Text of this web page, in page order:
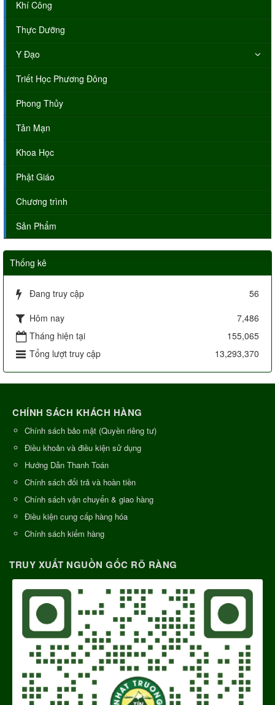
Khí Công
Thực Dưỡng
Y Đạo
Triết Học Phương Đông
Phong Thủy
Tản Mạn
Khoa Học
Phật Giáo
Chương trình
Sản Phẩm
Thống kê
Đang truy cập
56
Hôm nay
7,486
Tháng hiện tại
155,065
Tổng lượt truy cập
13,293,370
CHÍNH SÁCH KHÁCH HÀNG
Chính sách bảo mật (Quyền riêng tư)
Điều khoản và điều kiện sử dụng
Hướng Dẫn Thanh Toán
Chính sách đổi trả và hoàn tiền
Chính sách vận chuyển & giao hàng
Điều kiện cung cấp hàng hóa
Chính sách kiểm hàng
TRUY XUẤT NGUỒN GỐC RÕ RÀNG